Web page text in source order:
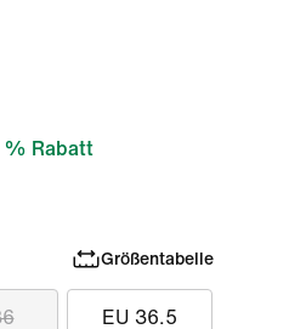
% Rabatt
Größentabelle
EU 36.5